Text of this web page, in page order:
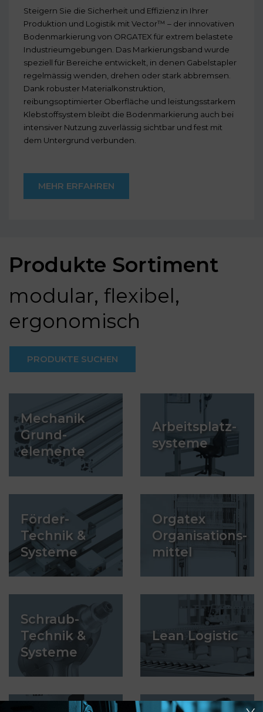
Steigern Sie die Sicherheit und Effizienz in Ihrer
Produktion und Logistik mit Vector™ – der innovativen
Bodenmarkierung von ORGATEX für extrem belastete
Industrieumgebungen. Das Markierungsband wurde
speziell für Bereiche entwickelt, in denen Gabelstapler
regelmässig wenden, drehen oder stark abbremsen.
Dank robuster Materialkonstruktion,
reibungsoptimierter Oberfläche und leistungsstarkem
Klebstoffsystem bleibt die Bodenmarkierung auch bei
intensiver Nutzung zuverlässig sichtbar und fest mit
dem Untergrund verbunden.
MEHR ERFAHREN
Produkte Sortiment
modular, flexibel,
ergonomisch
PRODUKTE SUCHEN
Mechanik
Grund-
elemente
Arbeitsplatz-
systeme
Förder-
Technik &
Systeme
Orgatex
Organisations-
mittel
Schraub-
Technik &
Systeme
Lean Logistic